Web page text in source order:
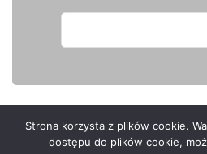
Strona korzysta z plików cookie.
dostępu do plików cookie,